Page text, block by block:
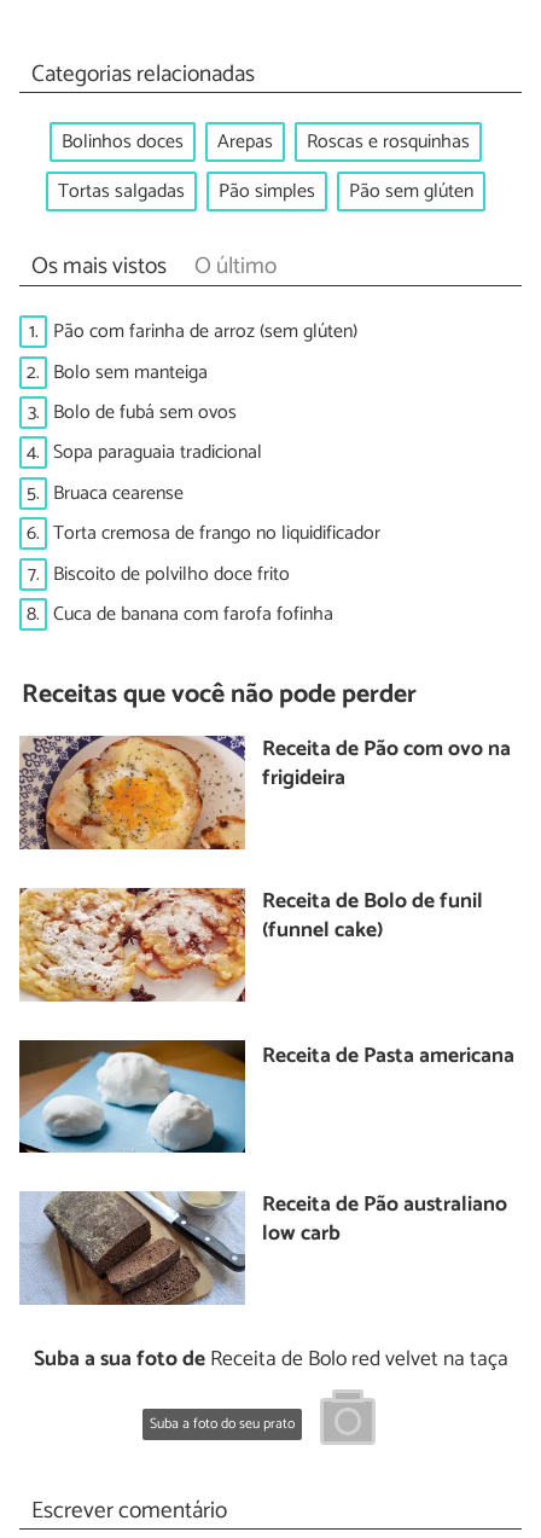
Categorias relacionadas
Bolinhos doces Arepas
Roscas e rosquinhas
Tortas salgadas
Pão simples Pão sem glúten
Os mais vistos O último
1. Pão com farinha de arroz (sem glúten)
2. Bolo sem manteiga
3. Bolo de fubá sem ovos
4. Sopa paraguaia tradicional
5. Bruaca cearense
6. Torta cremosa de frango no liquidificador
7. Biscoito de polvilho doce frito
8. Cuca de banana com farofa fofinha
Receitas que você não pode perder
Receita de Pão com ovo na
frigideira
Receita de Bolo de funil
(funnel cake)
Receita de Pasta americana
Receita de Pão australiano
low carb
Suba a sua foto deReceita de Bolo red velvet na taça
Suba a foto do seu prato
Escrever comentário